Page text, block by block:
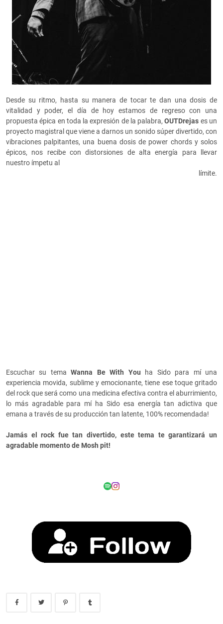
Desde su ritmo, hasta su manera de tocar te dan una dosis de
vitalidad y poder, el día de hoy estamos de regreso con una
propuesta épica en toda la expresión de la palabra,OUTDrejas es un
proyecto magistral que viene a darnos un sonido súper divertido, con
vibraciones palpitantes, una buena dosis de power chords y solos
épicos, nos recibe con distorsiones de alta energía para llevar
nuestro ímpetu al
límite.
Escuchar su temaWanna Be With You
ha Sido para mí una
experiencia movida, sublime y emocionante, tiene ese toque gritado
del rock que será como una medicina efectiva contra el aburrimiento,
lo más agradable para mí ha Sido esa energía tan adictiva que
emana a través de su producción tan latente, 100% recomendada!
Jamás el rock fue tan divertido, este tema te garantizará un
agradable momento de Mosh pit!